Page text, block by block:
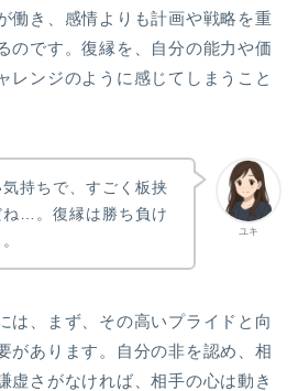
働き、感情よりも計画や戦略を重
のです。復縁を、自分の能力や価
レンジのように感じてしまうこと
ユキ
持ちで、すごく板挟
…。復縁は勝ち負け
は、まず、その高いプライドと向
があります。自分の非を認め、相
虚さがなければ、相手の心は動き